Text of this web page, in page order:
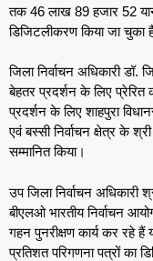
तक 46 लाख 89 हजार 52
डिजिटलीकरण किया जा चुका
जिला निर्वाचन अधिकारी
बेहतर प्रदर्शन के लिए प्रेरित
प्रदर्शन के लिए शाहपुरा
एवं बस्सी निर्वाचन क्षेत्र के
सम्मानित किया।
उप जिला निर्वाचन अधिकारी
बीएलओ भारतीय निर्वाचन
गहन पुनरीक्षण कार्य कर रहे
प्रतिशत ​परिगणना पत्रों का